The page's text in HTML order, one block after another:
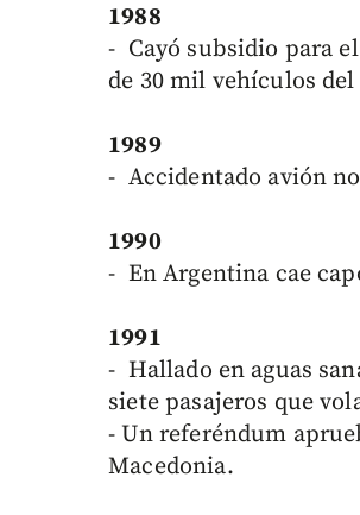
1988
- Cayó subsidio para
de 30 mil vehículos del
1989
- Accidentado avión
1990
- En Argentina cae
1991
- Hallado en aguas
siete pasajeros que
- Un referéndum
Macedonia.